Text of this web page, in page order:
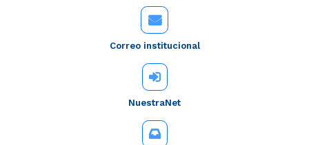
Correo institucional
NuestraNet